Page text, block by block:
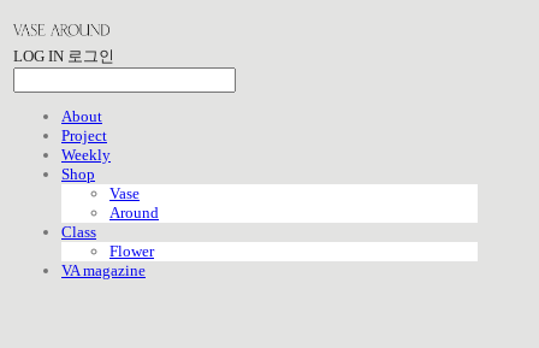
LOG IN 로그인
About
Project
Weekly
Shop
Vase
Around
Class
Flower
VA magazine